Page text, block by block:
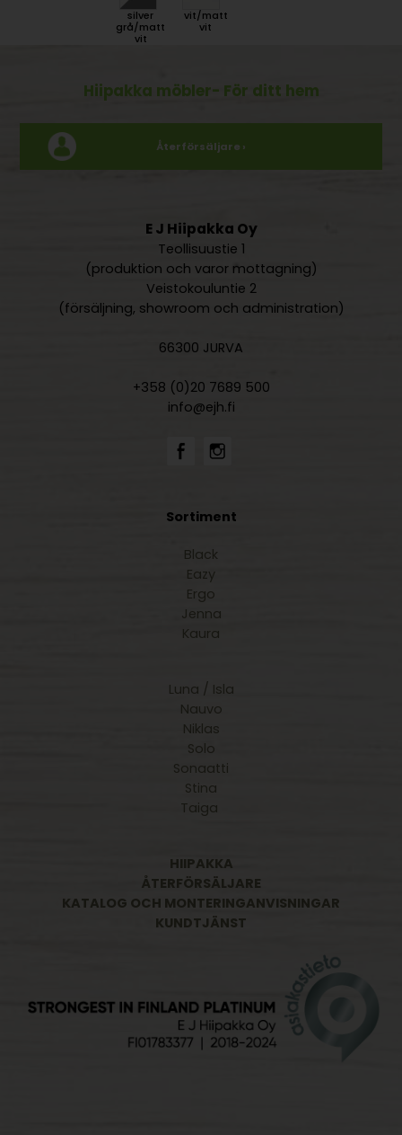
silver
grå/matt
vit
vit/matt
vit
Hiipakka möbler- För ditt hem
Återförsäljare ›
E J Hiipakka Oy
Teollisuustie 1
(produktion och varor mottagning)
Veistokouluntie 2
(försäljning, showroom och administration)
66300 JURVA
+358 (0)20 7689 500
info@ejh.fi
Sortiment
Black
Eazy
Ergo
Jenna
Kaura
Luna / Isla
Nauvo
Niklas
Solo
Sonaatti
Stina
Taiga
HIIPAKKA
ÅTERFÖRSÄLJARE
KATALOG OCH MONTERINGANVISNINGAR
KUNDTJÄNST